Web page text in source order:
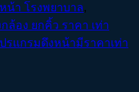
น้า โรงพยาบาล,
ล้อง ยกคิ้ว ราคา เท่า
รแกรมดึงหน้ามีราคาเท่า